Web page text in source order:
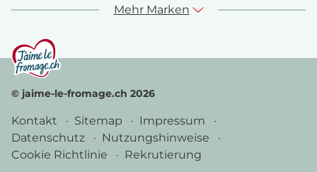
Mehr Marken
© jaime-le-fromage.ch 2026
Kontakt Sitemap
Impressum
Datenschutz
Nutzungshinweise
Cookie Richtlinie
Rekrutierung